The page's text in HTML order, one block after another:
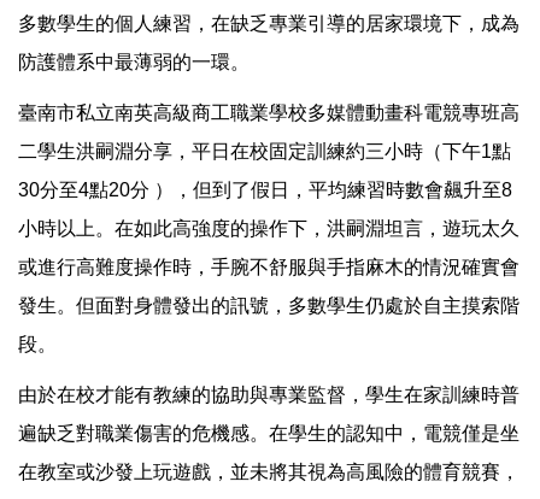
多數學生的個人練習，在缺乏專業引導的居家環境下，成為
防護體系中最薄弱的一環。
臺南市私立南英高級商工職業學校多媒體動畫科電競專班高
二學生洪嗣淵分享，平日在校固定訓練約三小時（下午1點
30分至4點20分 ），但到了假日，平均練習時數會飆升至8
小時以上。在如此高強度的操作下，洪嗣淵坦言，遊玩太久
或進行高難度操作時，手腕不舒服與手指麻木的情況確實會
發生。但面對身體發出的訊號，多數學生仍處於自主摸索階
段。
由於在校才能有教練的協助與專業監督，學生在家訓練時普
遍缺乏對職業傷害的危機感。在學生的認知中，電競僅是坐
在教室或沙發上玩遊戲，並未將其視為高風險的體育競賽，